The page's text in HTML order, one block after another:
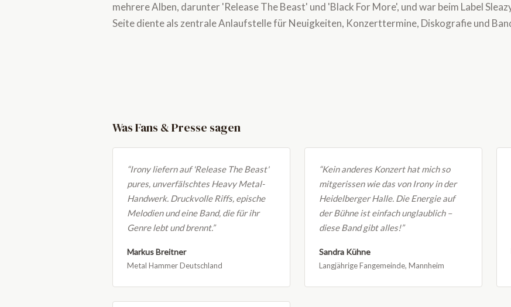
mehrere Alben, darunter 'Release The Beast' und 'Black For More', und war beim Label
Seite diente als zentrale Anlaufstelle für Neuigkeiten, Konzerttermine, Diskografie und
Was Fans & Presse sagen
“Irony liefern auf 'Release The Beast'
pures, unverfälschtes Heavy Metal-
Handwerk. Druckvolle Riffs, epische
Melodien und eine Band, die für ihr
Genre lebt und brennt.”
Markus Breitner
Metal Hammer Deutschland
“Kein anderes Konzert hat mich so
mitgerissen wie das von Irony in der
Heidelberger Halle. Die Energie auf
der Bühne ist einfach unglaublich –
diese Band gibt alles!”
Sandra Kühne
Langjährige Fangemeinde, Mannheim